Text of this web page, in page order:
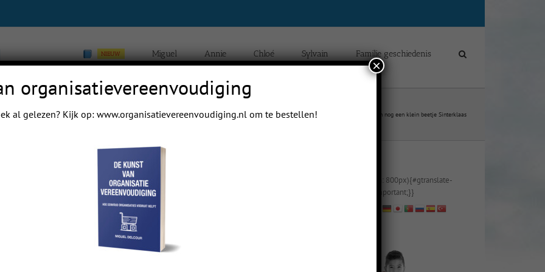
NIEUW Miguel Annie Chloé Sylvain Familie geschiedenis
Home Blogs van Chloé Yip Hei Delcour Blogs van Sylvain Yip Man Delcour Toch nog een klein beetje Sinterklaas
papa even.
@media (max-width: 800px){#gtranslate-
2{text-align:right !important;}}
organisatievereenvoudiging
al gelezen? Kijk op: www.organisatievereenvoudiging.nlom te bestellen!
×